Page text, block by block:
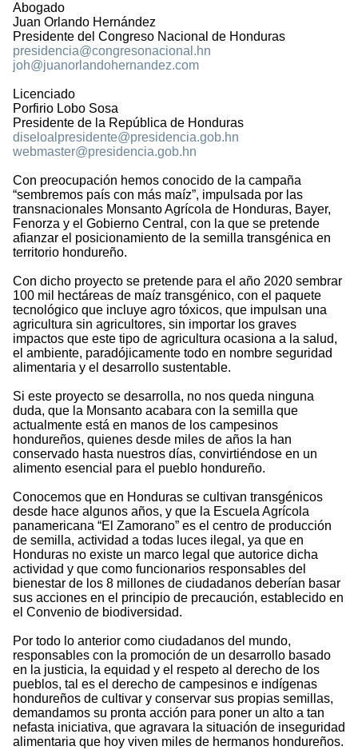
Abogado
Juan Orlando Hernández
Presidente del Congreso Nacional de Honduras
presidencia@congresonacional.hn
joh@juanorlandohernandez.com
Licenciado
Porfirio Lobo Sosa
Presidente de la República de Honduras
diseloalpresidente@presidencia.gob.hn
webmaster@presidencia.gob.hn
Con preocupación hemos conocido de la campaña
“sembremos país con más maíz”, impulsada por las
transnacionales Monsanto Agrícola de Honduras, Bayer,
Fenorza y el Gobierno Central, con la que se pretende
afianzar el posicionamiento de la semilla transgénica en
territorio hondureño.
Con dicho proyecto se pretende para el año 2020 sembrar
100 mil hectáreas de maíz transgénico, con el paquete
tecnológico que incluye agro tóxicos, que impulsan una
agricultura sin agricultores, sin importar los graves
impactos que este tipo de agricultura ocasiona a la salud,
el ambiente, paradójicamente todo en nombre seguridad
alimentaria y el desarrollo sustentable.
Si este proyecto se desarrolla, no nos queda ninguna
duda, que la Monsanto acabara con la semilla que
actualmente está en manos de los campesinos
hondureños, quienes desde miles de años la han
conservado hasta nuestros días, convirtiéndose en un
alimento esencial para el pueblo hondureño.
Conocemos que en Honduras se cultivan transgénicos
desde hace algunos años, y que la Escuela Agrícola
panamericana “El Zamorano” es el centro de producción
de semilla, actividad a todas luces ilegal, ya que en
Honduras no existe un marco legal que autorice dicha
actividad y que como funcionarios responsables del
bienestar de los 8 millones de ciudadanos deberían basar
sus acciones en el principio de precaución, establecido en
el Convenio de biodiversidad.
Por todo lo anterior como ciudadanos del mundo,
responsables con la promoción de un desarrollo basado
en la justicia, la equidad y el respeto al derecho de los
pueblos, tal es el derecho de campesinos e indígenas
hondureños de cultivar y conservar sus propias semillas,
demandamos su pronta acción para poner un alto a tan
nefasta iniciativa, que agravara la situación de inseguridad
alimentaria que hoy viven miles de hermanos hondureños.